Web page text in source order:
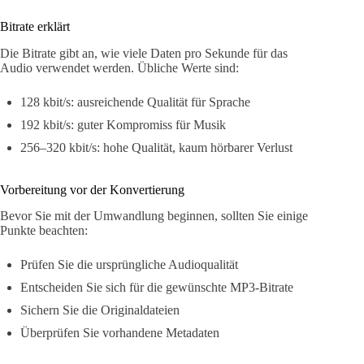
Bitrate erklärt
Die Bitrate gibt an, wie viele Daten pro Sekunde für das
Audio verwendet werden. Übliche Werte sind:
128 kbit/s: ausreichende Qualität für Sprache
192 kbit/s: guter Kompromiss für Musik
256–320 kbit/s: hohe Qualität, kaum hörbarer Verlust
Vorbereitung vor der Konvertierung
Bevor Sie mit der Umwandlung beginnen, sollten Sie einige
Punkte beachten:
Prüfen Sie die ursprüngliche Audioqualität
Entscheiden Sie sich für die gewünschte MP3-Bitrate
Sichern Sie die Originaldateien
Überprüfen Sie vorhandene Metadaten